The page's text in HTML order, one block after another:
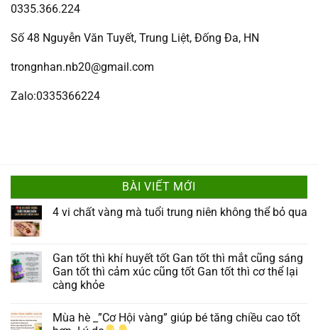
0335.366.224
Số 48 Nguyễn Văn Tuyết, Trung Liệt, Đống Đa, HN
trongnhan.nb20@gmail.com
Zalo:0335366224
BÀI VIẾT MỚI
4 vi chất vàng mà tuổi trung niên không thể bỏ qua
Gan tốt thì khí huyết tốt Gan tốt thì mắt cũng sáng
Gan tốt thì cảm xúc cũng tốt Gan tốt thì cơ thể lại
càng khỏe
Mùa hè _”Cơ Hội vàng” giúp bé tăng chiều cao tốt